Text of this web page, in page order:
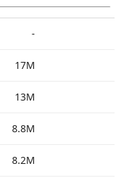
-
17M
13M
8.8M
8.2M